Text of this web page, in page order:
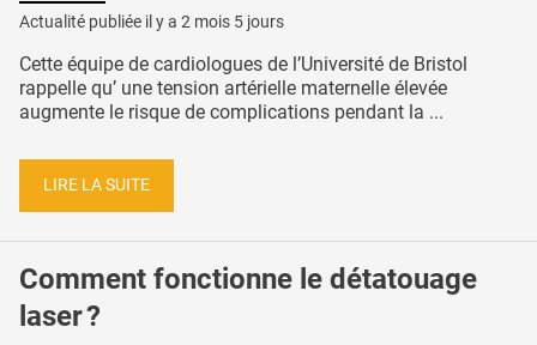
Actualité publiée il y a 2 mois 5 jours
Cette équipe de cardiologues de l’Université de Bristol
rappelle qu’ une tension artérielle maternelle élevée
augmente le risque de complications pendant la ...
LIRE LA SUITE
Comment fonctionne le détatouage
laser ?